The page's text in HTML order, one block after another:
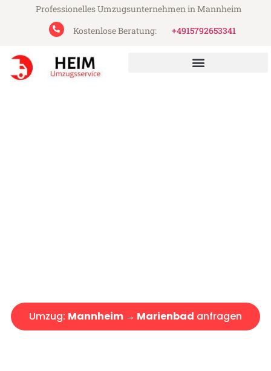
Professionelles Umzugsunternehmen in Mannheim
Kostenlose Beratung:
+4915792653341
Umzug: Mannheim → Marienbad anfragen